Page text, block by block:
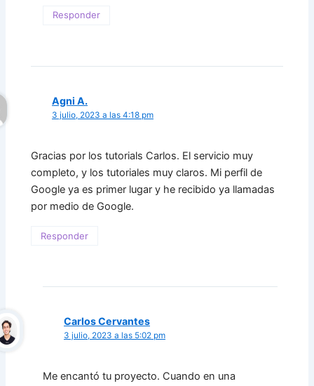
Responder
Agni A.
3 julio, 2023 a las 4:18 pm
Gracias por los tutorials Carlos. El servicio muy
completo, y los tutoriales muy claros. Mi perfil de
Google ya es primer lugar y he recibido ya llamadas
por medio de Google.
Responder
Carlos Cervantes
3 julio, 2023 a las 5:02 pm
Me encantó tu proyecto. Cuando en una